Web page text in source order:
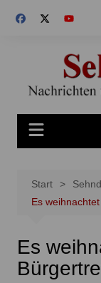
Inhalt
Start
Es
Es